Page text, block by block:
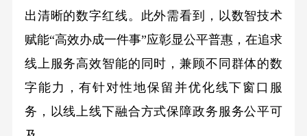
出清晰的数字红线。此外需看到，以数智技术
赋能“高效办成一件事”应彰显公平普惠，在追求
线上服务高效智能的同时，兼顾不同群体的数
字能力，有针对性地保留并优化线下窗口服
务，以线上线下融合方式保障政务服务公平可